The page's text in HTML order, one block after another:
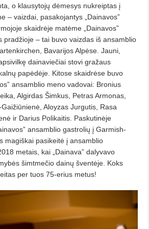
o klausytojų dė­­mesys nukreiptas į
– vaizdai, pasakojantys „Dainavos”
skaidrėje matėme „Dainavos”
pradžioje – tai buvo vaizdas iš ansamblio
Bavarijos Alpėse. Jauni,
dainaviečiai stovi gražaus
papėdėje. Kitose skaidrėse buvo
ansamblio meno vadovai: Bronius
Algirdas Šimkus, Petras Armonas,
Aloyzas Jurgutis, Rasa
ir Darius Polikaitis. Paskutinėje
ansamblio gastrolių į Garmish-
magiškai pasikeitė į ansamblio
metais, kai „Dainava” dalyvavo
šimtmečio dainų šventėje. Koks
per tuos 75-erius metus!